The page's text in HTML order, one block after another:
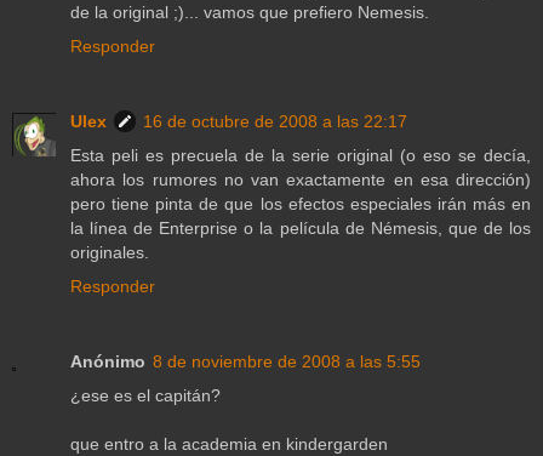
de la original ;)... vamos que prefiero Nemesis.
Responder
Ulex
16 de octubre de 2008 a las 22:17
Esta peli es precuela de la serie original (o eso se decía,
ahora los rumores no van exactamente en esa dirección)
pero tiene pinta de que los efectos especiales irán más en
la línea de Enterprise o la película de Némesis, que de los
originales.
Responder
Anónimo 8 de noviembre de 2008 a las 5:55
¿ese es el capitán?
que entro a la academia en kindergarden